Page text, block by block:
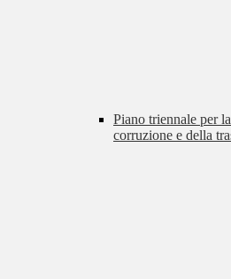
Piano triennale per
corruzione e della